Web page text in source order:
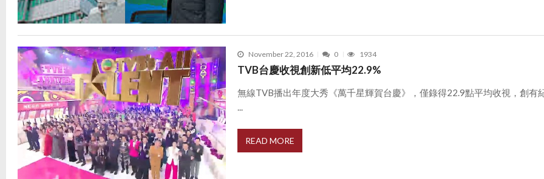
November 22, 2016 0 1934
TVB台慶收視創新低平均22.9%
無線TVB播出年度大秀《萬千星輝賀台慶》，僅錄得22.9點平均收視，創有
READ MORE